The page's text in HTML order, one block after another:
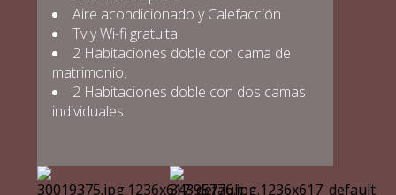
Aire acondicionado y Calefacción
Tv y Wi-fi gratuita.
2 Habitaciones doble con cama de
matrimonio.
2 Habitaciones doble con dos camas
individuales.